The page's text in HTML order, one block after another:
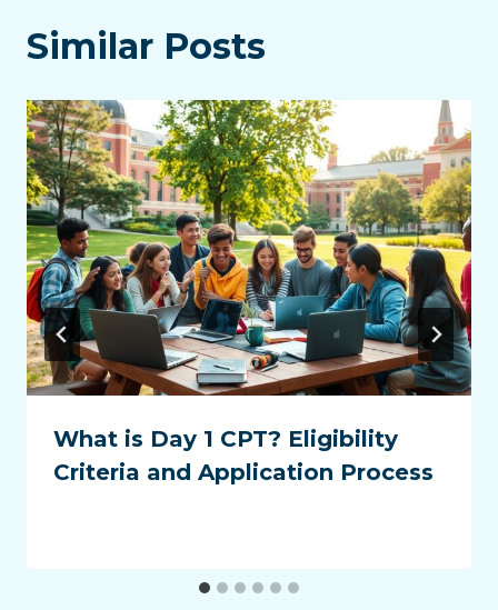
Similar Posts
What is Day 1 CPT? Eligibility
Criteria and Application Process